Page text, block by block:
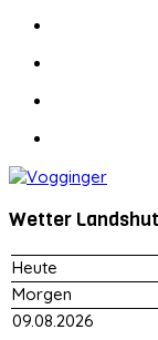
Wetter Landshut
Heute
Morgen
09.08.2026